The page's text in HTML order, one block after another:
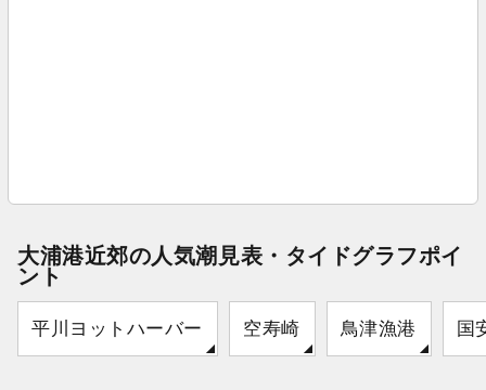
大浦港近郊の人気潮見表・タイドグラフポイ
ント
平川ヨットハーバー 空寿崎 鳥津漁港 国